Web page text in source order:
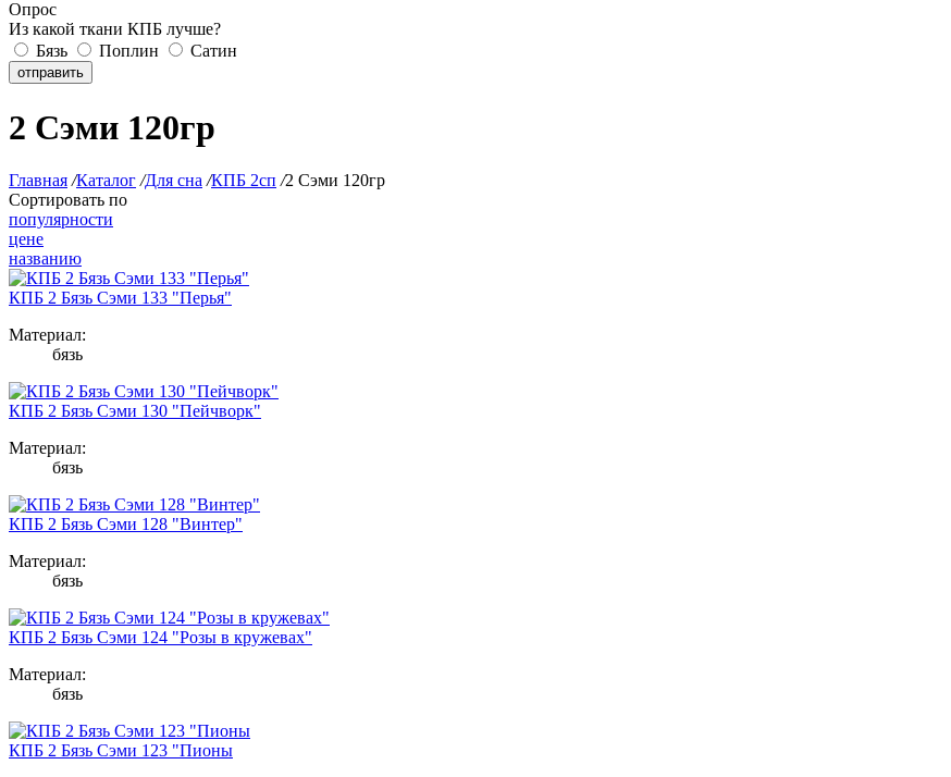
Опрос
Из какой ткани КПБ лучше?
Бязь
Поплин Сатин
отправить
2 Сэми 120гр
Главная /Каталог /Для сна /КПБ 2сп /2 Сэми 120гр
Сортировать по
популярности
цене
названию
КПБ 2 Бязь Сэми 133 "Перья"
Материал:
бязь
КПБ 2 Бязь Сэми 130 "Пейчворк"
Материал:
бязь
КПБ 2 Бязь Сэми 128 "Винтер"
Материал:
бязь
КПБ 2 Бязь Сэми 124 "Розы в кружевах"
Материал:
бязь
КПБ 2 Бязь Сэми 123 "Пионы